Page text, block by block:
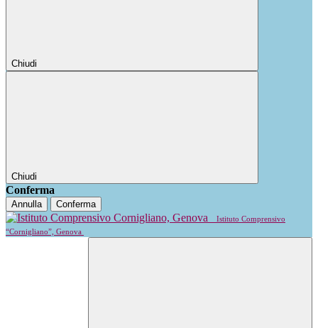
Chiudi
Chiudi
Conferma
Annulla Conferma
Istituto Comprensivo
“Cornigliano”, Genova